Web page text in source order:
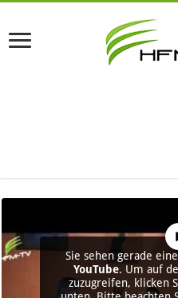
Sie sehen gerade
YouTube. Um auf
zuzugreifen, klicken